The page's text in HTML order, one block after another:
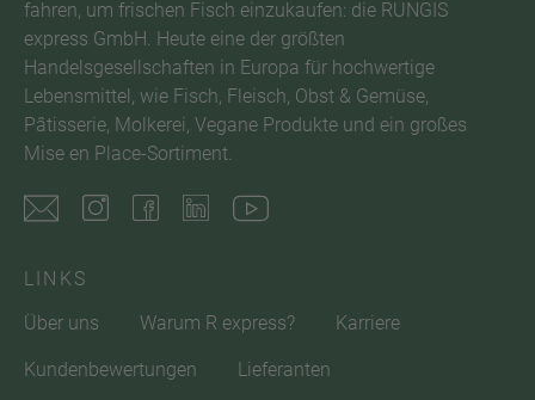
fahren, um frischen Fisch einzukaufen: die RUNGIS
express GmbH. Heute eine der größten
Handelsgesellschaften in Europa für hochwertige
Lebensmittel, wie Fisch, Fleisch, Obst & Gemüse,
Pâtisserie, Molkerei, Vegane Produkte und ein großes
Mise en Place-Sortiment.
LINKS
Über uns
Warum R express? Karriere
Kundenbewertungen Lieferanten